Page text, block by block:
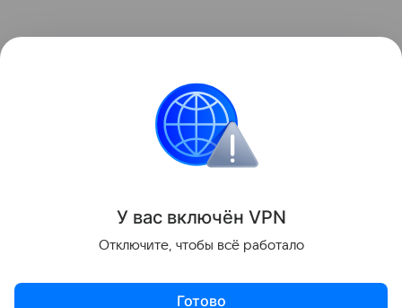
для отдельных моделей рост составил почти 13%.
Поделиться
У вас включён VPN
Отключите, чтобы всё работало
Готово